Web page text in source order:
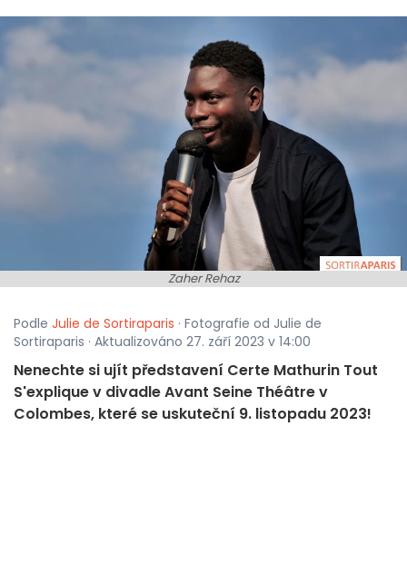
Zaher Rehaz
Podle Julie de Sortiraparis · Fotografie od Julie de
Sortiraparis · Aktualizováno 27. září 2023 v 14:00
Nenechte si ujít představení Certe Mathurin Tout
S'explique v divadle Avant Seine Théâtre v
Colombes, které se uskuteční 9. listopadu 2023!